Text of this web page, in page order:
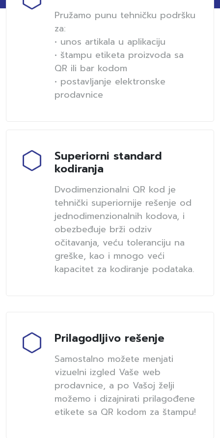
Pružamo punu tehničku podršku
za:
• unos artikala u aplikaciju
• štampu etiketa proizvoda sa
QR ili bar kodom
• postavljanje elektronske
prodavnice
Superiorni standard
kodiranja
Dvodimenzionalni QR kod je
tehnički superiornije rešenje od
jednodimenzionalnih kodova, i
obezbeđuje brži odziv
očitavanja, veću toleranciju na
greške, kao i mnogo veći
kapacitet za kodiranje podataka.
Prilagodljivo rešenje
Samostalno možete menjati
vizuelni izgled Vaše web
prodavnice, a po Vašoj želji
možemo i dizajnirati prilagođene
etikete sa QR kodom za štampu!